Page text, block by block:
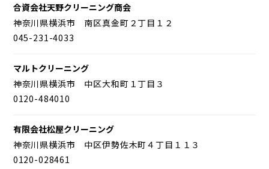
合資会社天野クリーニング商会
神奈川県横浜市 南区真金町２丁目１２
045-231-4033
マルトクリーニング
神奈川県横浜市 中区大和町１丁目３
0120-484010
有限会社松屋クリーニング
神奈川県横浜市 中区伊勢佐木町４丁目１１３
0120-028461